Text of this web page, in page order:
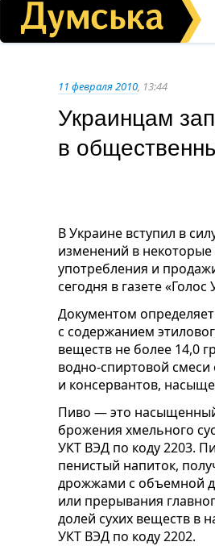
11 февраля 2010, 13:44
Украинцам
в
В Украине вступил в
изменений в
употребления и
сегодня в газете
Документом
с содержанием
веществ не более 14,0
водно-спиртовой
и консервантов,
Пиво — это
брожения хмельного
УКТ ВЭД по коду 2203.
пенистый напиток,
дрожжами с объемной
или прерывания
долей сухих веществ в
УКТ ВЭД по коду 2202.